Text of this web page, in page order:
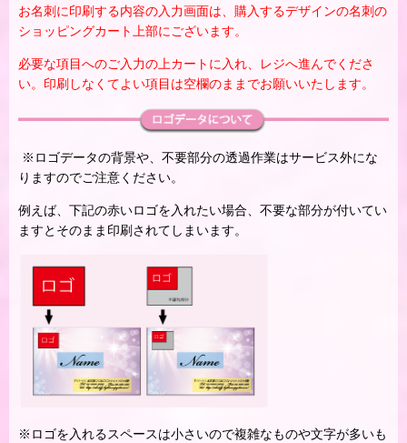
お名刺に印刷する内容の入力画面は、購入するデザインの名刺の
ショッピングカート上部にございます。
必要な項目へのご入力の上カートに入れ、レジへ進んでくださ
い。印刷しなくてよい項目は空欄のままでお願いいたします。
※ロゴデータの背景や、不要部分の透過作業はサービス外にな
りますのでご注意ください。
例えば、下記の赤いロゴを入れたい場合、不要な部分が付いてい
ますとそのまま印刷されてしまいます。
※ロゴを入れるスペースは小さいので複雑なものや文字が多いも